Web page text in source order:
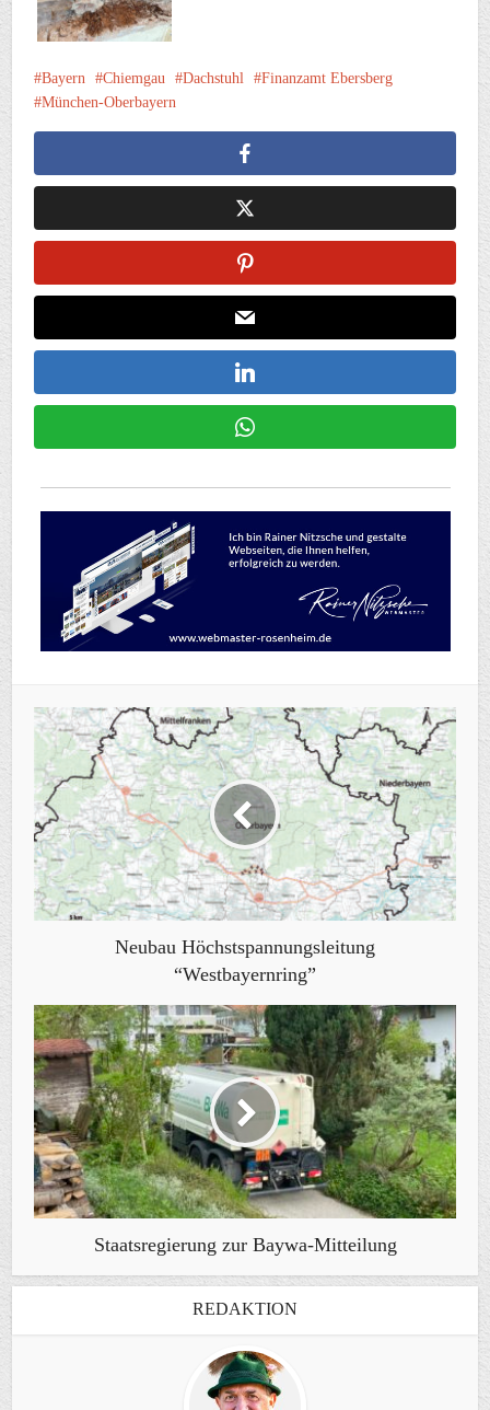
Bayern Chiemgau Dachstuhl
Finanzamt Ebersberg
München-Oberbayern
Neubau Höchstspannungsleitung
“Westbayernring”
Staatsregierung zur Baywa-Mitteilung
REDAKTION